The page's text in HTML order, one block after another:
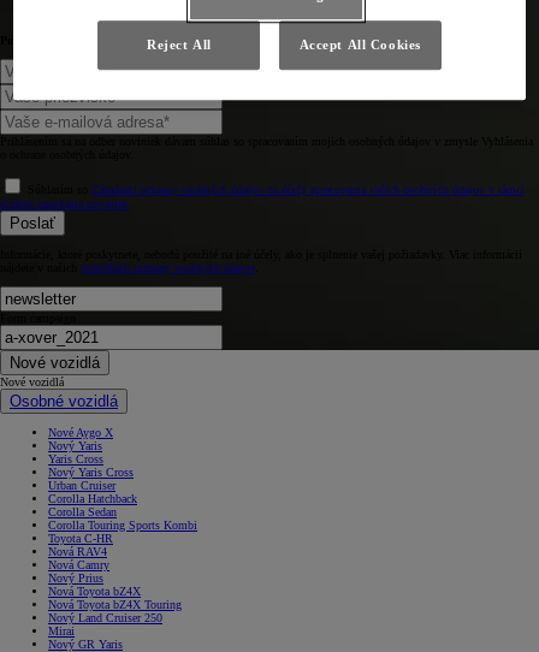
Zásadami ochrany osobných údajov na účely spracovania vašich osobných údajov v rámci
služieb zasielania noviniek
Poslať
pravidlách ochrany osobných údajov.
Nové vozidlá
Nové vozidlá
Osobné vozidlá
Nové Aygo X
Nový Yaris
Yaris Cross
Nový Yaris Cross
Urban Cruiser
Corolla Hatchback
Corolla Sedan
Corolla Touring Sports Kombi
Toyota C-HR
Nová RAV4
Nová Camry
Nový Prius
Nová Toyota bZ4X
Nová Toyota bZ4X Touring
Nový Land Cruiser 250
Mirai
Nový GR Yaris
Reject All Accept All Cookies